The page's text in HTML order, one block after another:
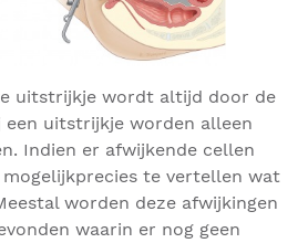
uitstrijkje wordt altijd door de
een uitstrijkje worden alleen
Indien er afwijkende cellen
te vertellen wat
worden deze afwijkingen
waarin er nog geen